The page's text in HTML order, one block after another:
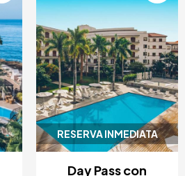
RESERVA INMEDIATA
Day Pass con